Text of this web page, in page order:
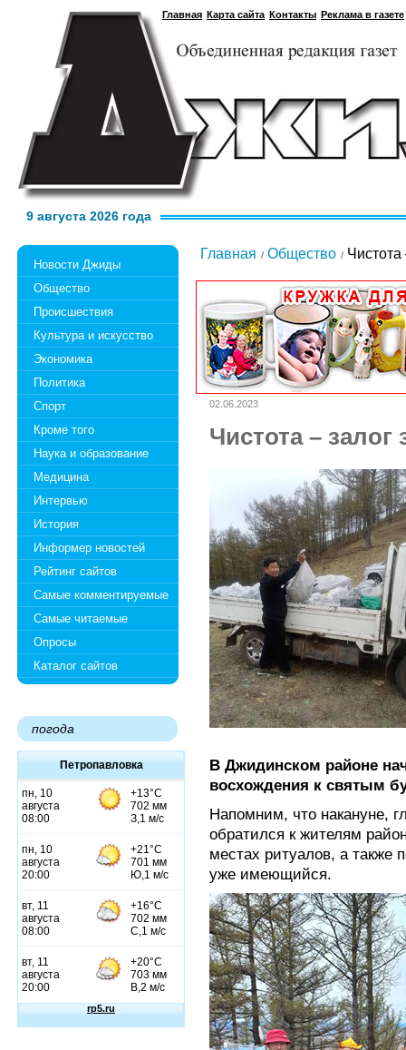
Главная Карта сайта Контакты Реклама в газете
9 августа 2026 года
Новости Джиды
Общество
Происшествия
Культура и искусство
Экономика
Политика
Спорт
Кроме того
Наука и образование
Медицина
Интервью
История
Информер новостей
Рейтинг сайтов
Самые комментируемые
Самые читаемые
Опросы
Каталог сайтов
погода
Петропавловка
Главная Общество Чистота
02.06.2023
Чистота – залог
В Джидинском районе
восхождения к святым
Напомним, что накануне,
обратился к жителям
местах ритуалов, а также
уже имеющийся.